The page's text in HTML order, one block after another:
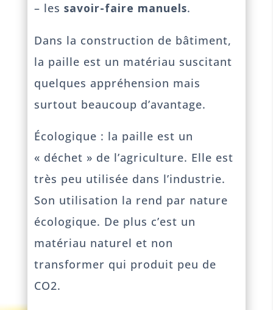
– les savoir-faire manuels.
Dans la construction de bâtiment,
la paille est un matériau suscitant
quelques appréhension mais
surtout beaucoup d’avantage.
Écologique : la paille est un
« déchet » de l’agriculture. Elle est
très peu utilisée dans l’industrie.
Son utilisation la rend par nature
écologique. De plus c’est un
matériau naturel et non
transformer qui produit peu de
CO2.